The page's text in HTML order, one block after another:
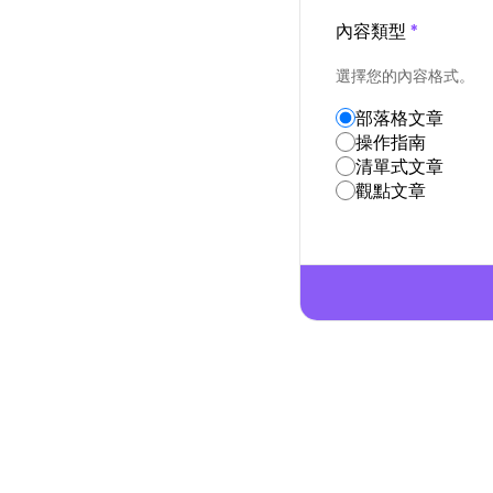
內容類型 *
選擇您的內容格式。
部落格文章
操作指南
清單式文章
觀點文章